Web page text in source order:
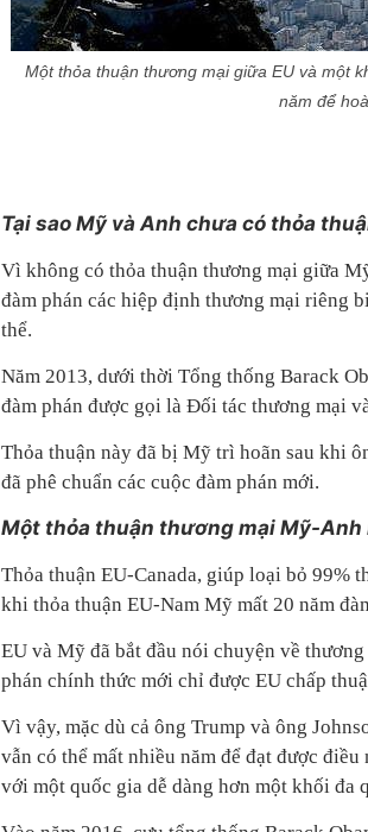
Một thỏa thuận thương mại giữa EU và một
năm để
Tại sao Mỹ và Anh chưa có thỏa
Vì không có thỏa thuận thương mại giữa
đàm phán các hiệp định thương mại riêng
thể.
Năm 2013, dưới thời Tổng thống Barack
đàm phán được gọi là Đối tác thương mại
Thỏa thuận này đã bị Mỹ trì hoãn sau khi
đã phê chuẩn các cuộc đàm phán mới.
Một thỏa thuận thương mại Mỹ-Anh
Thỏa thuận EU-Canada, giúp loại bỏ 99%
khi thỏa thuận EU-Nam Mỹ mất 20 năm
EU và Mỹ đã bắt đầu nói chuyện về
phán chính thức mới chỉ được EU chấp
Vì vậy, mặc dù cả ông Trump và ông
vẫn có thể mất nhiều năm để đạt được
với một quốc gia dễ dàng hơn một khối đa